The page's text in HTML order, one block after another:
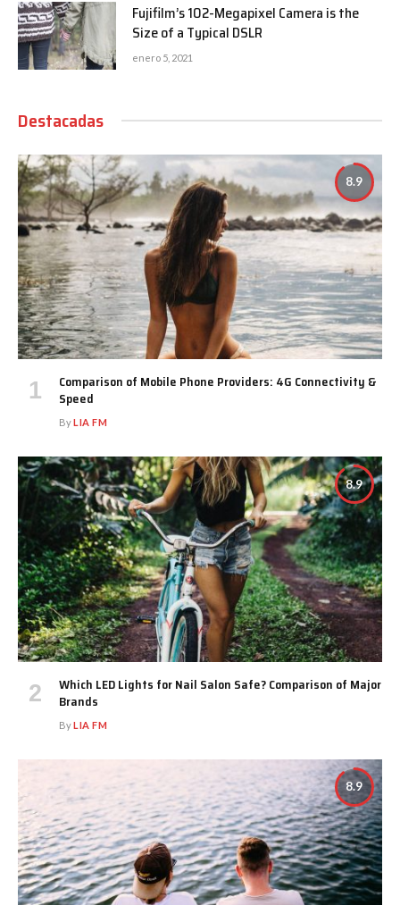
Fujifilm’s 102-Megapixel Camera is the
Size of a Typical DSLR
enero 5, 2021
Destacadas
8.9
Comparison of Mobile Phone Providers: 4G Connectivity &
Speed
ByLIA FM
8.9
Which LED Lights for Nail Salon Safe? Comparison of Major
Brands
ByLIA FM
8.9